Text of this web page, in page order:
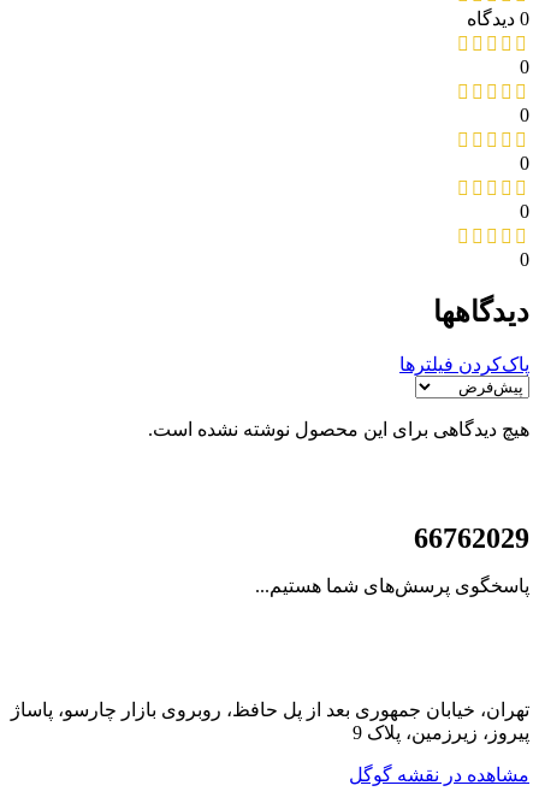
0 دیدگاه
0
0
0
0
0
دیدگاهها
پاک‌کردن فیلترها
هیچ دیدگاهی برای این محصول نوشته نشده است.
66762029
پاسخگوی پرسش‌های شما هستیم...
تهران، خیابان جمهوری بعد از پل حافظ، روبروی بازار چارسو، پاساژ
پیروز، زیرزمین، پلاک 9
مشاهده در نقشه گوگل